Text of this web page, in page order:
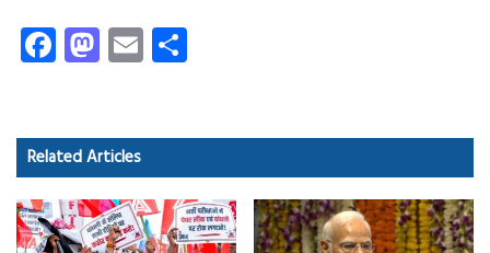
Fa
ce
o
ok
M
as
d
o
n
E
m
Related Articles